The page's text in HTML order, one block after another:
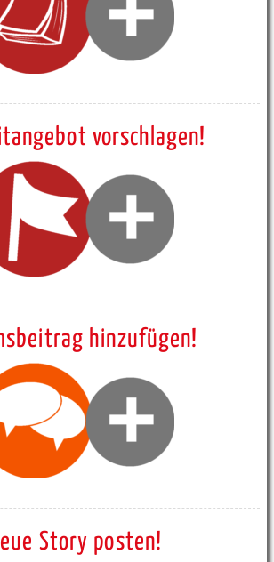
vorschlagen!
hinzufügen!
Story posten!